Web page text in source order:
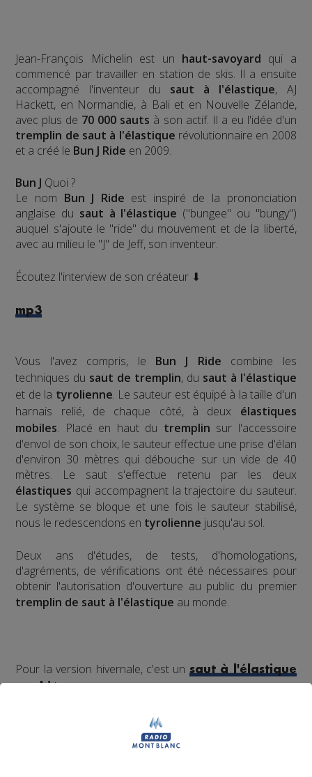
Jean-François Michelin est un haut-savoyard qui a
commencé par travailler en station de skis. Il a ensuite
accompagné l'inventeur du saut à l'élastique, AJ
Hackett, en Normandie, à Bali et en Nouvelle Zélande,
avec plus de 70 000 sauts à son actif. Il a eu l'idée d'un
tremplin de saut à l'élastique révolutionnaire en 2008
et a créé le Bun J Ride en 2009.
Bun J Quoi ?
Le nom Bun J Ride est inspiré de la prononciation
anglaise du saut à l'élastique ("bungee" ou "bungy")
auquel s'ajoute le "ride" du mouvement et de la liberté,
avec au milieu le "J" de Jeff, son inventeur.
Écoutez l'interview de son créateur ⬇
mp3
Vous l'avez compris, le Bun J Ride combine les
techniques du saut de tremplin, du saut à l'élastique
et de la tyrolienne. Le sauteur est équipé à la taille d'un
harnais relié, de chaque côté, à deux élastiques
mobiles. Placé en haut du tremplin sur l'accessoire
d'envol de son choix, le sauteur effectue une prise d'élan
d'environ 30 mètres qui débouche sur un vide de 40
mètres. Le saut s'effectue retenu par les deux
élastiques qui accompagnent la trajectoire du sauteur.
Le système se bloque et une fois le sauteur stabilisé,
nous le redescendons en tyrolienne jusqu'au sol.
​Deux ans d'études, de tests, d'homologations,
d'agréments, de vérifications ont été nécessaires pour
obtenir l'autorisation d'ouverture au public du premier
tremplin de saut à l'élastique au monde.
Pour la version hivernale, c'est un saut à l'élastique
!